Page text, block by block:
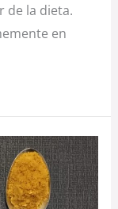
de la dieta.
en